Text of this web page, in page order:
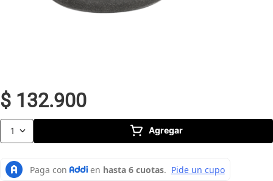
$ 132.900
1 Agregar